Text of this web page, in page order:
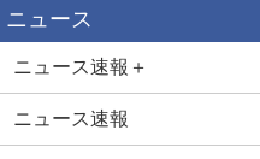
熟女即ヌキ
ニュース
ニュース速報＋
ニュース速報